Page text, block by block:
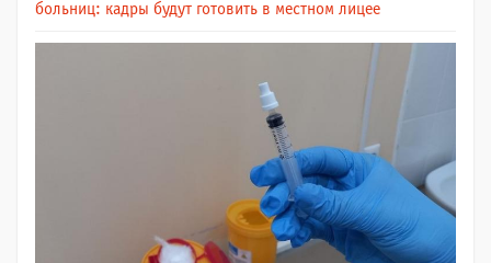
больниц: кадры будут готовить в местном лицее